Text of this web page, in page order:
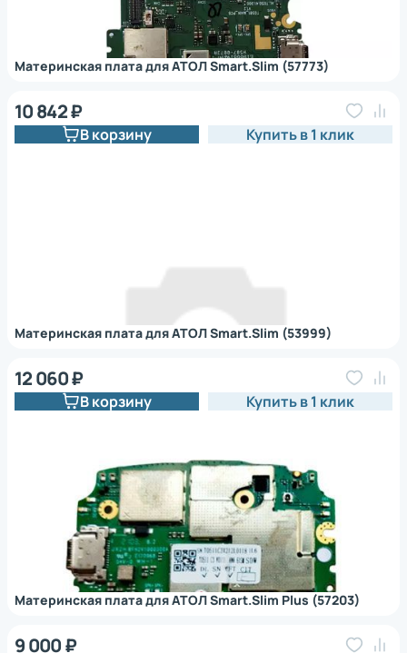
Материнская плата для АТОЛ Smart.Slim (57773)
Материнская плата для АТОЛ Smart.Slim (53999)
10 842 ₽
В корзину Купить в 1 клик
Материнская плата для АТОЛ Smart.Slim Plus (57203)
12 060 ₽
В корзину Купить в 1 клик
9 000 ₽